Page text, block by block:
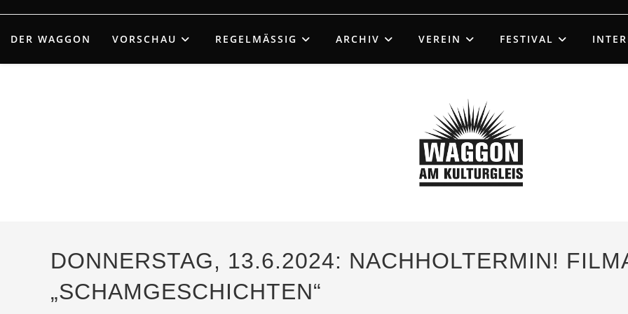
springen
DER WAGGON VORSCHAU REGELMÄSSIG ARCHIV VEREIN FESTIVAL
DONNERSTAG, 13.6.2024: NACHHOLTERMIN!
„SCHAMGESCHICHTEN“